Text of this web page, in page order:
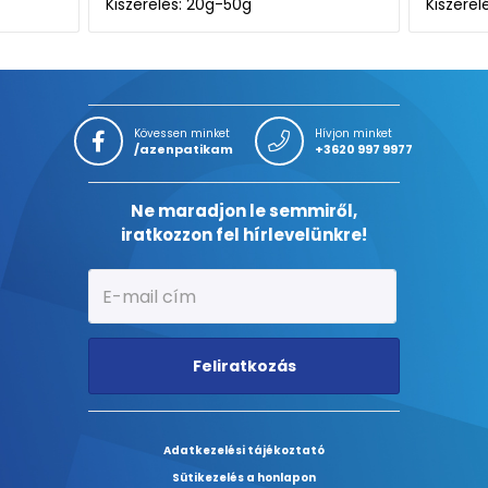
Kiszerelés: 20X
Kövessen minket
/azenpatikam
Hívjon minket
+3620 997 9977
Ne maradjon le semmiről,
iratkozzon fel hírlevelünkre!
Feliratkozás
Adatkezelési tájékoztató
Sütikezelés a honlapon